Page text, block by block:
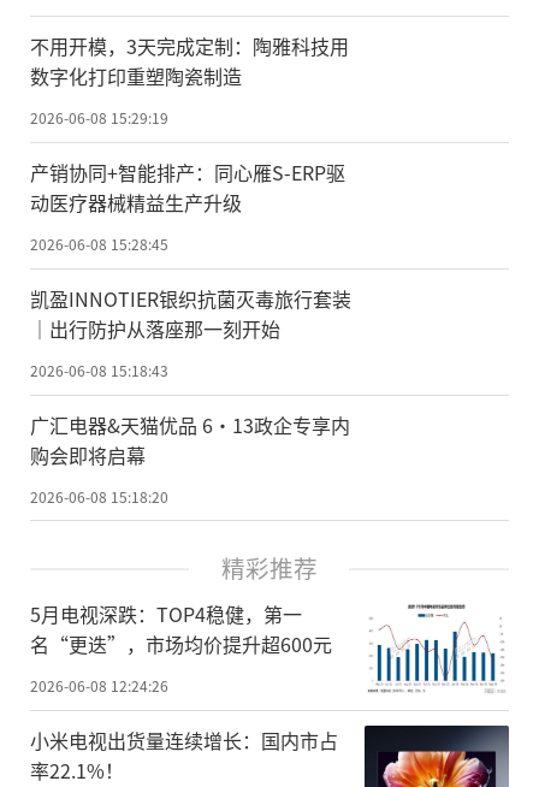
不用开模，3天完成定制：陶雅科技用
数字化打印重塑陶瓷制造
2026-06-08 15:29:19
产销协同+智能排产：同心雁S-ERP驱
动医疗器械精益生产升级
2026-06-08 15:28:45
凯盈INNOTIER银织抗菌灭毒旅行套装
｜出行防护从落座那一刻开始
2026-06-08 15:18:43
广汇电器&天猫优品 6・13政企专享内
购会即将启幕
2026-06-08 15:18:20
精彩推荐
5月电视深跌：TOP4稳健，第一
名“更迭”，市场均价提升超600元
2026-06-08 12:24:26
小米电视出货量连续增长：国内市占
率22.1%！